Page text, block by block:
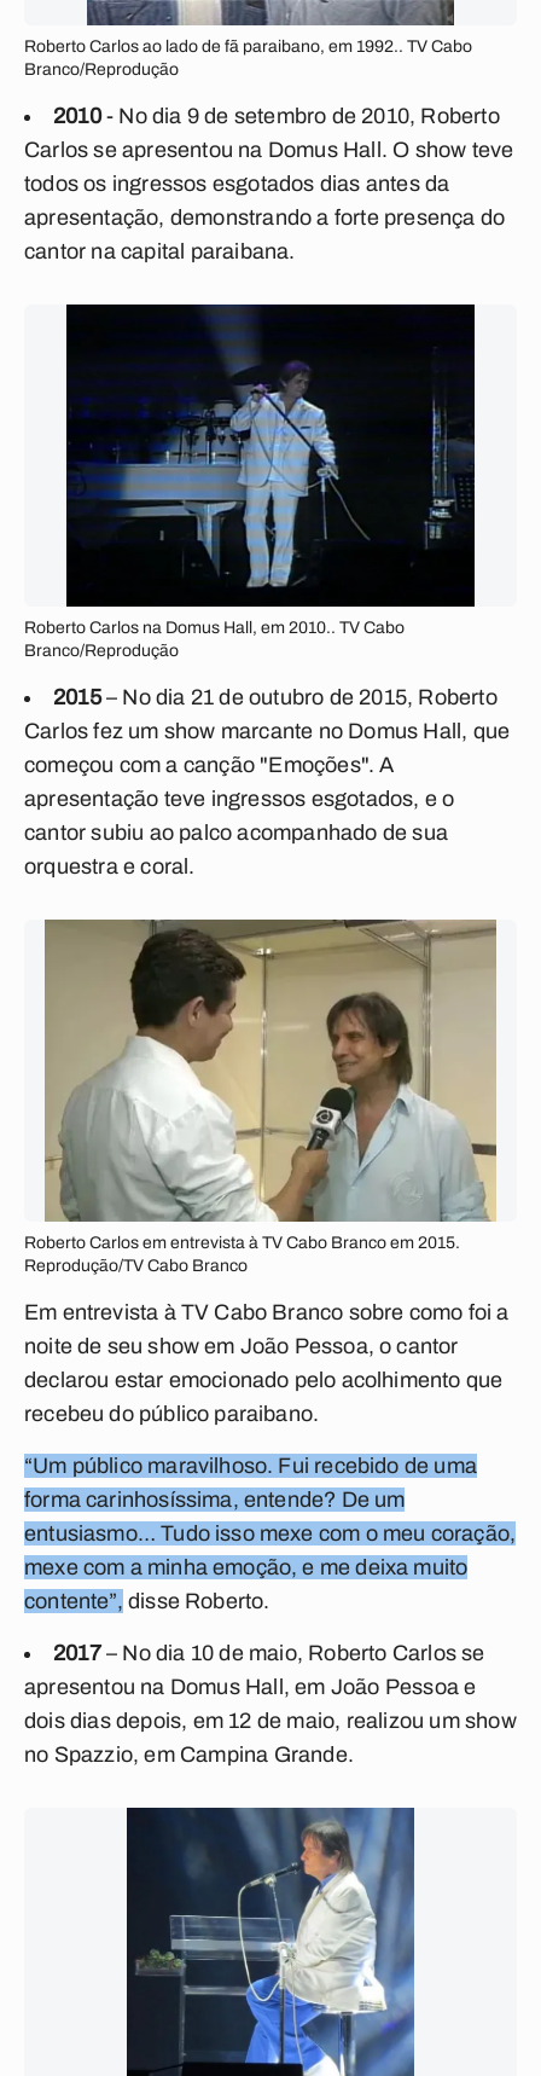
Roberto Carlos ao lado de fã paraibano, em 1992.. TV Cabo
Branco/Reprodução
2010- No dia 9 de setembro de 2010, Roberto
Carlos se apresentou na Domus Hall. O show teve
todos os ingressos esgotados dias antes da
apresentação, demonstrando a forte presença do
cantor na capital paraibana.
Roberto Carlos na Domus Hall, em 2010.. TV Cabo
Branco/Reprodução
2015– No dia 21 de outubro de 2015, Roberto
Carlos fez um show marcante no Domus Hall, que
começou com a canção "Emoções". A
apresentação teve ingressos esgotados, e o
cantor subiu ao palco acompanhado de sua
orquestra e coral.
Roberto Carlos em entrevista à TV Cabo Branco em 2015.
Reprodução/TV Cabo Branco
Em entrevista à TV Cabo Branco sobre como foi a
noite de seu show em João Pessoa, o cantor
declarou estar emocionado pelo acolhimento que
recebeu do público paraibano.
“Um público maravilhoso. Fui recebido de uma
forma carinhosíssima, entende? De um
entusiasmo… Tudo isso mexe com o meu coração,
mexe com a minha emoção, e me deixa muito
contente”, disse Roberto.
2017– No dia 10 de maio, Roberto Carlos se
apresentou na Domus Hall, em João Pessoa e
dois dias depois, em 12 de maio, realizou um show
no Spazzio, em Campina Grande.